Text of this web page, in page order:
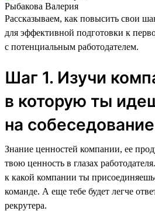
Рыбакова Валерия
Рассказываем, как повысить свои
для эффективной подготовки к
с потенциальным работодателем.
Шаг 1. Изучи
в которую ты
на собеседование
Знание ценностей компании, ее
твою ценность в глазах
к какой компании ты
команде. А еще тебе будет легче
рекрутера.